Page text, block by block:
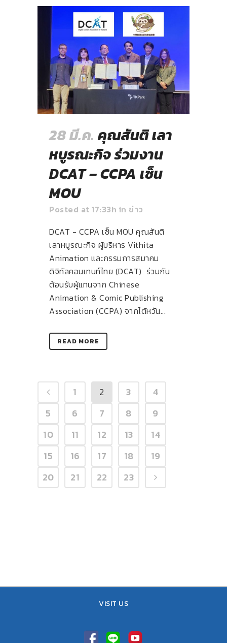
28 มี.ค. คุณสันติ เลา
หบูรณะกิจ ร่วมงาน
DCAT – CCPA เซ็น
MOU
Posted at 17:33h in ข่าว
DCAT - CCPA เซ็น MOU คุณสันติ
เลาหบูรณะกิจ ผู้บริหาร Vithita
Animation และกรรมการสมาคม
ดิจิทัลคอนเทนท์ไทย (DCAT) ร่วมกัน
ต้อนรับผู้แทนจาก Chinese
Animation & Comic Publishing
Association (CCPA) จากไต้หวัน...
READ MORE
1 2 3
4
5
6 7 8
9
10
11 12 13
14
15
16 17 18
19
20
21 22 23
VISIT US